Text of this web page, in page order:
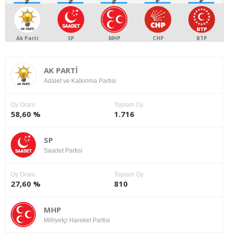
Ak Parti SP MHP CHP BTP
AK PARTİ
Adalet ve Kalkınma Partisi
Oy Oranı
58,60 %
Toplam Oy
1.716
SP
Saadet Partisi
Oy Oranı
27,60 %
Toplam Oy
810
MHP
Milliyetçi Hareket Partisi